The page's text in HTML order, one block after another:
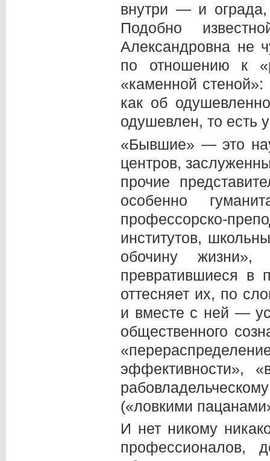
внутри — и
Подобно
Александровна не
по отношению к
«каменной
как об
одушевлен, то есть
«Бывшие» — это
центров,
прочие
особенно
профессорско-
институтов,
обочину
превратившиеся в
оттесняет их, по
и вместе с ней —
общественного
эффективности»,
(«ловкими
И нет никому
профессионалов,